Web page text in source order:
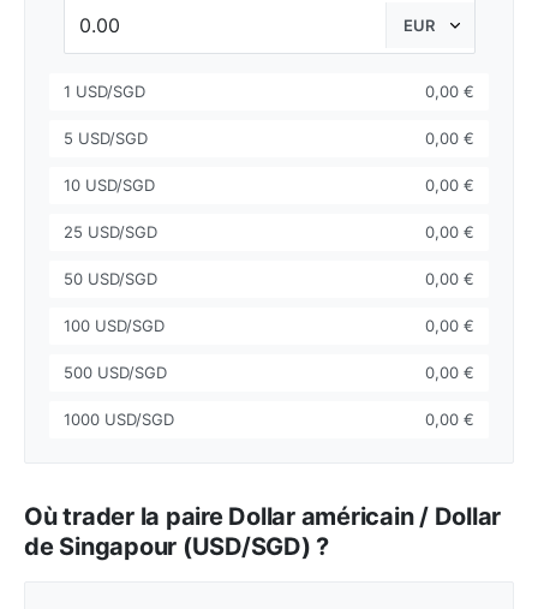
1 USD/SGD 0,00 €
5 USD/SGD 0,00 €
10 USD/SGD 0,00 €
25 USD/SGD 0,00 €
50 USD/SGD 0,00 €
100 USD/SGD 0,00 €
500 USD/SGD 0,00 €
1000 USD/SGD 0,00 €
Où trader la paire Dollar américain / Dollar
de Singapour (USD/SGD) ?